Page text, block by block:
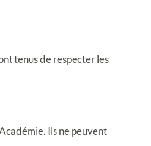
tenus de respecter les
Ils ne peuvent